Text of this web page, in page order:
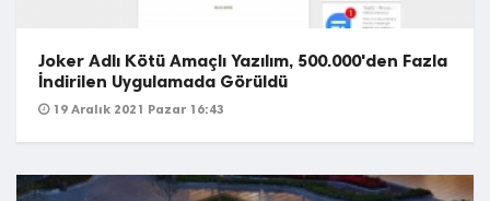
Joker Adlı Kötü Amaçlı Yazılım, 500.000'den Fazla
İndirilen Uygulamada Görüldü
19 Aralık 2021 Pazar 16:43